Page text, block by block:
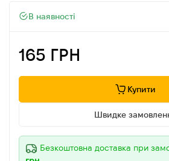
В наявності
165 ГРН
Купити
Швидке
Безкоштовна доставка при